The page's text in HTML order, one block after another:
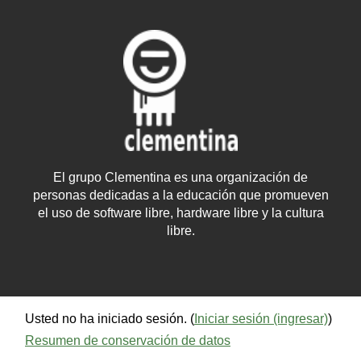
El grupo Clementina es una organización de
personas dedicadas a la educación que promueven
el uso de software libre, hardware libre y la cultura
libre.
Usted no ha iniciado sesión. ( Iniciar sesión (ingresar))
Resumen de conservación de datos